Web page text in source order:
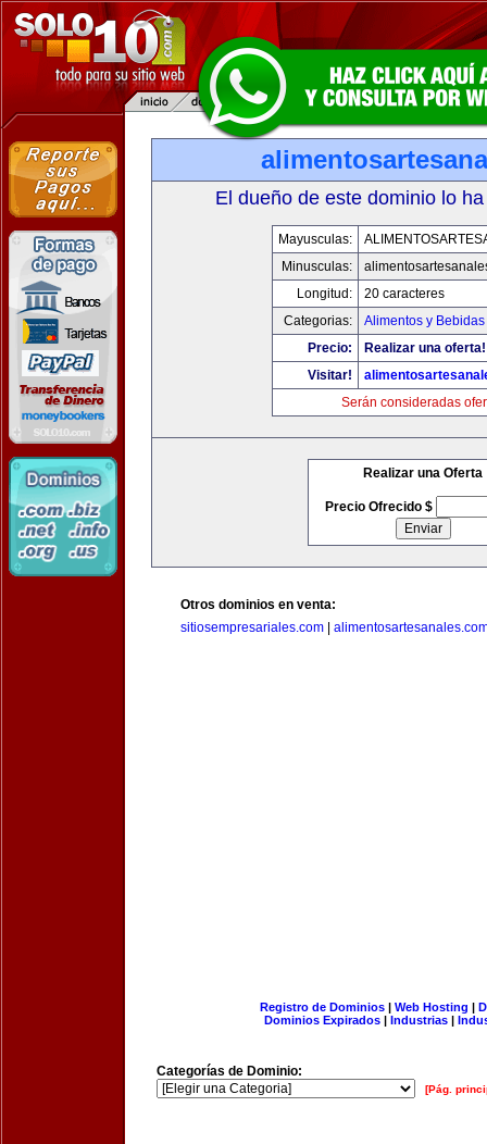
El dueño de este dominio lo
Mayusculas:
Minusculas:
Longitud:
20 caracteres
Categorias:
Alimentos y Bebidas
Precio:
Realizar una oferta!
Visitar!
Serán consideradas
Realizar una Oferta
Precio Ofrecido $
Otros dominios en venta:
sitiosempresariales.com
Registro de Dominios| Web Hosting |
Dominios Expirados | Industrias |
Categorías de Dominio:
[Pág.